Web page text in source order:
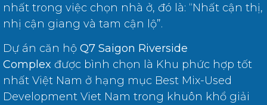
nhất trong việc chọn nhà ở, đó là: “Nhất cận thị,
nhị cận giang và tam cận lộ”.
Dự án căn hộ Q7 Saigon Riverside
Complex được bình chọn là Khu phức hợp tốt
nhất Việt Nam ở hạng mục Best Mix-Used
Development Viet Nam trong khuôn khổ giải